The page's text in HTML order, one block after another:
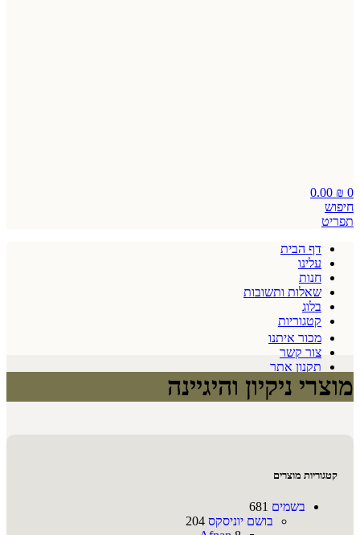
0
0.00 ₪
חיפוש
תפריט
דף הבית
עלינו
חנות
שאלות ותשובות
בלוג
קטגוריות
מכור איתנו
צור קשר
תקנון אתר
מוצרי ניקיון והיגיינה
קטגוריות מוצרים
בשמים 681
בושם יוניסקס 204